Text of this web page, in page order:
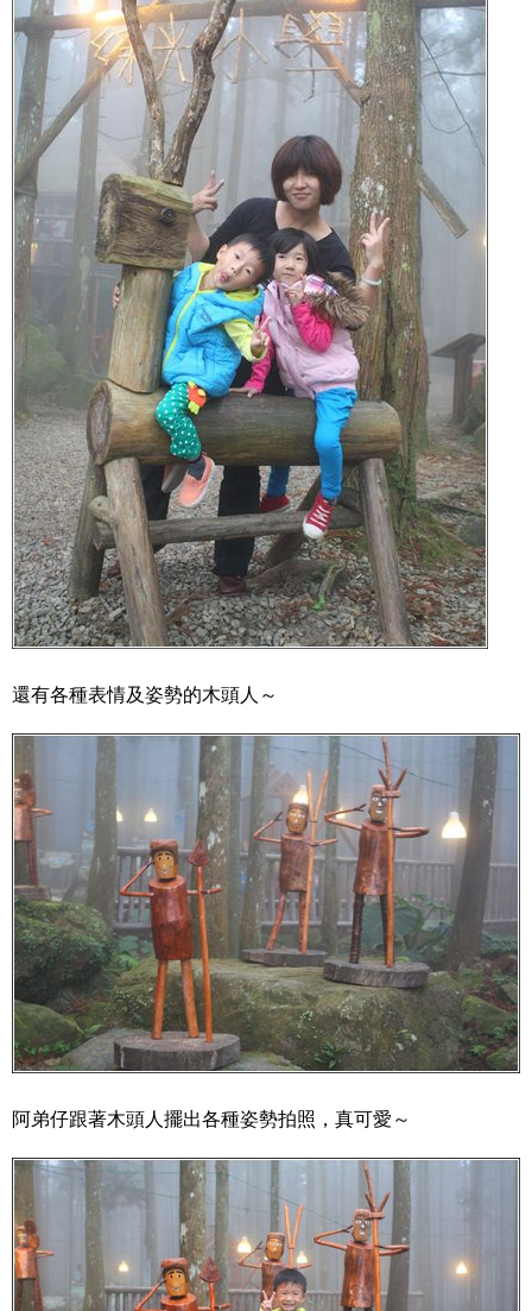
還有各種表情及姿勢的木頭人～
阿弟仔跟著木頭人擺出各種姿勢拍照，真可愛～